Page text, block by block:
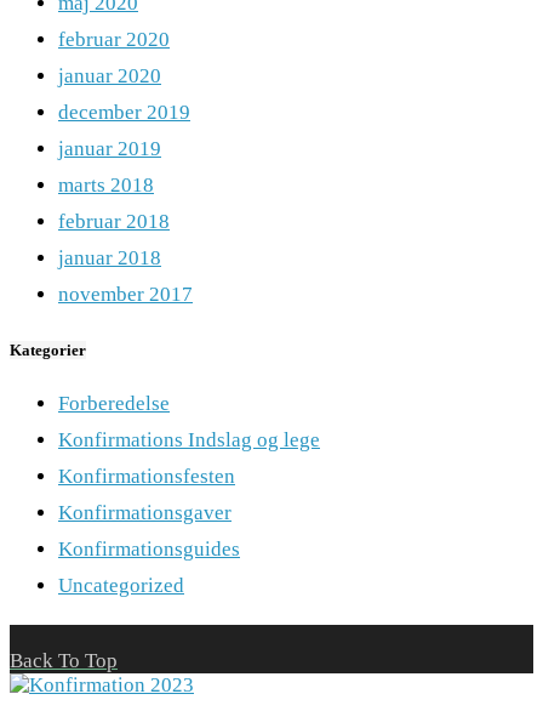
februar 2020
januar 2020
december 2019
januar 2019
marts 2018
februar 2018
januar 2018
november 2017
Kategorier
Forberedelse
Konfirmations Indslag og lege
Konfirmationsfesten
Konfirmationsgaver
Konfirmationsguides
Uncategorized
Back To Top